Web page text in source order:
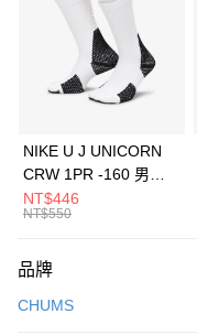
3 期 0 利率 每期
合作金庫商業銀行
華南商業銀行
上海商業儲蓄銀行
元大商業銀行
台灣樂天信用卡公司
Apple Pay
全盈+PAY
AFTEE先享後付
【關於「AFTEE先享後付」】
便利好安心！
運送方式
NIKE U J UNICORN
CRW 1PR -160 男女
中統襪 FZ3393100
NT$446
NT$550
品牌
CHUMS